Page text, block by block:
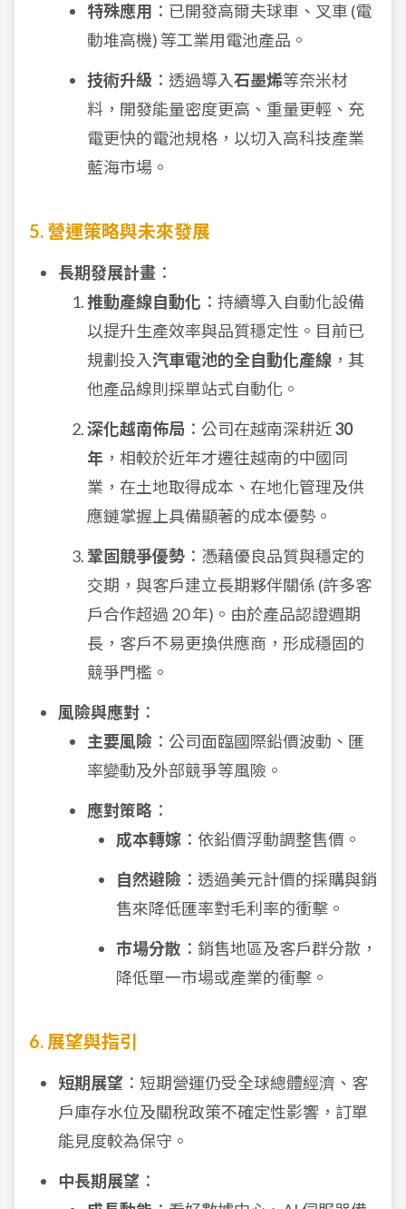
特殊應用 ：已開發高爾夫球車、叉車 (電
動堆高機) 等工業用電池產品。
技術升級 ：透過導入石墨烯等奈米材
料，開發能量密度更高、重量更輕、充
電更快的電池規格，以切入高科技產業
藍海市場。
5. 營運策略與未來發展
長期發展計畫 ：
推動產線自動化 ：持續導入自動化設備
以提升生產效率與品質穩定性。目前已
規劃投入汽車電池的全自動化產線 ，其
他產品線則採單站式自動化。
深化越南佈局 ：公司在越南深耕近30
年 ，相較於近年才遷往越南的中國同
業，在土地取得成本、在地化管理及供
應鏈掌握上具備顯著的成本優勢。
鞏固競爭優勢 ：憑藉優良品質與穩定的
交期，與客戶建立長期夥伴關係 (許多客
戶合作超過 20 年)。由於產品認證週期
長，客戶不易更換供應商，形成穩固的
競爭門檻。
風險與應對 ：
主要風險 ：公司面臨國際鉛價波動、匯
率變動及外部競爭等風險。
應對策略 ：
成本轉嫁 ：依鉛價浮動調整售價。
自然避險 ：透過美元計價的採購與銷
售來降低匯率對毛利率的衝擊。
市場分散 ：銷售地區及客戶群分散，
降低單一市場或產業的衝擊。
6. 展望與指引
短期展望 ：短期營運仍受全球總體經濟、客
戶庫存水位及關稅政策不確定性影響，訂單
能見度較為保守。
中長期展望 ：